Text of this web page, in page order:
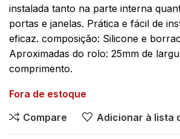
instalada tanto na parte interna
portas e janelas. Prática e fácil de
eficaz. composição: Silicone e
Aproximadas do rolo: 25mm de
comprimento.
Fora de estoque
Compare
Adicionar à lista